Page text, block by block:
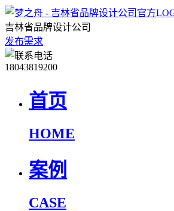
吉林省品牌设计公司
发布需求
18043819200
首页
HOME
案例
CASE